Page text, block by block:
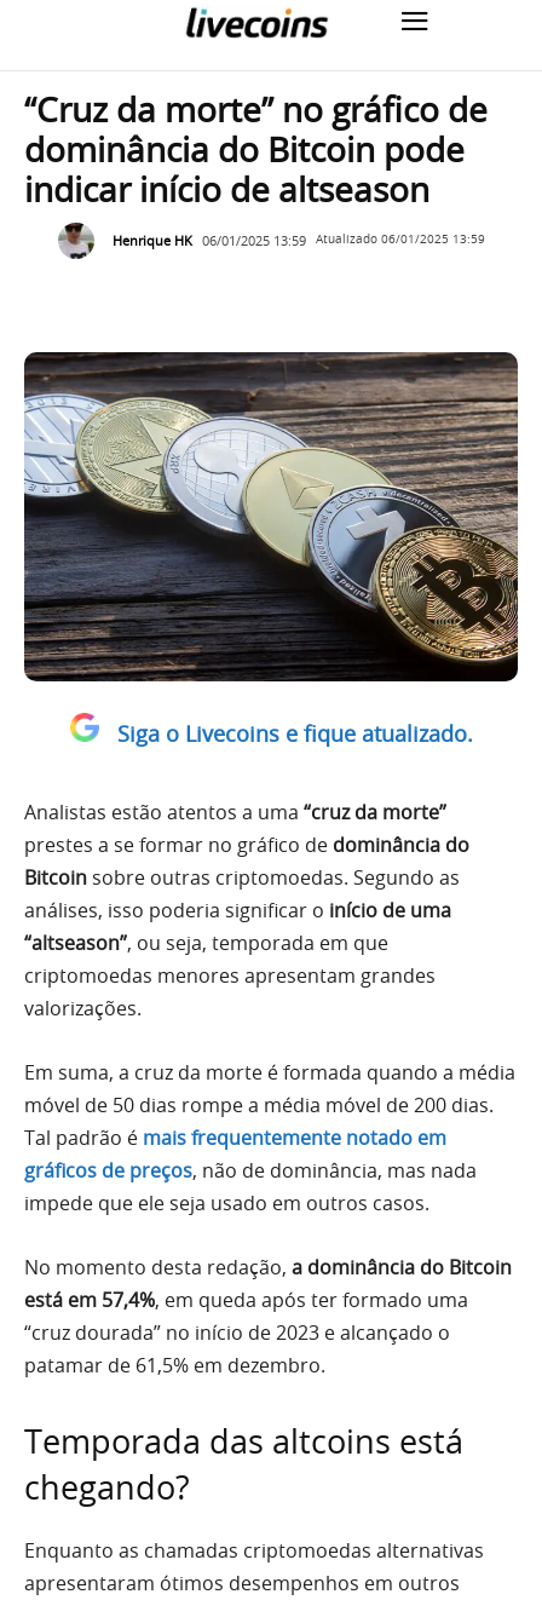
“Cruz da morte” no gráfico de
dominância do Bitcoin pode
indicar início de altseason
Henrique HK 06/01/2025 13:59 Atualizado 06/01/2025 13:59
Siga o Livecoins e fique atualizado.
Analistas estão atentos a uma “cruz da morte”
prestes a se formar no gráfico de dominância do
Bitcoin sobre outras criptomoedas. Segundo as
análises, isso poderia significar o início de uma
“altseason”, ou seja, temporada em que
criptomoedas menores apresentam grandes
valorizações.
Em suma, a cruz da morte é formada quando a média
móvel de 50 dias rompe a média móvel de 200 dias.
Tal padrão é mais frequentemente notado em
gráficos de preços, não de dominância, mas nada
impede que ele seja usado em outros casos.
No momento desta redação, a dominância do Bitcoin
está em 57,4%, em queda após ter formado uma
“cruz dourada” no início de 2023 e alcançado o
patamar de 61,5% em dezembro.
Temporada das altcoins está
chegando?
Enquanto as chamadas criptomoedas alternativas
apresentaram ótimos desempenhos em outros